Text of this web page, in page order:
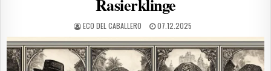
AUTHOR:
ECO DEL CABALLERO PUBLISHED DATE:
07.12.2025